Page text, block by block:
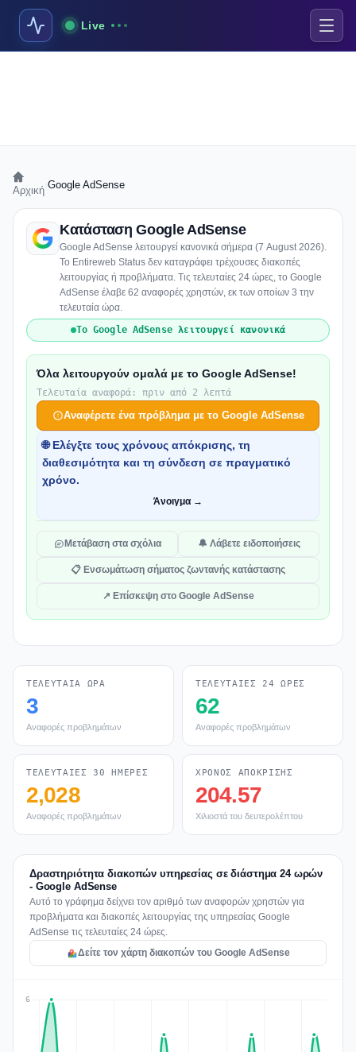
Live
Αρχική Google AdSense
Κατάσταση Google AdSense
Google AdSense λειτουργεί κανονικά σήμερα (7 August 2026).
Το Entireweb Status δεν καταγράφει τρέχουσες διακοπές
λειτουργίας ή προβλήματα. Τις τελευταίες 24 ώρες, το Google
AdSense έλαβε 62 αναφορές χρηστών, εκ των οποίων 3 την
τελευταία ώρα.
Το Google AdSense λειτουργεί κανονικά
Όλα λειτουργούν ομαλά με το Google AdSense!
Τελευταία αναφορά: πριν από 2 λεπτά
Αναφέρετε ένα πρόβλημα με το Google AdSense
🌐 Ελέγξτε τους χρόνους απόκρισης, τη
διαθεσιμότητα και τη σύνδεση σε πραγματικό
χρόνο.
Άνοιγμα →
Μετάβαση στα σχόλια 🔔 Λάβετε ειδοποιήσεις
📋 Ενσωμάτωση σήματος ζωντανής κατάστασης
↗ Επίσκεψη στο Google AdSense
ΤΕΛΕΥΤΑΊΑ ΏΡΑ
3
Αναφορές προβλημάτων
ΤΕΛΕΥΤΑΊΕΣ 24 ΏΡΕΣ
62
Αναφορές προβλημάτων
ΤΕΛΕΥΤΑΊΕΣ 30 ΗΜΈΡΕΣ
2,028
Αναφορές προβλημάτων
ΧΡΌΝΟΣ ΑΠΌΚΡΙΣΗΣ
204.57
Χιλιοστά του δευτερολέπτου
Δραστηριότητα διακοπών υπηρεσίας σε διάστημα 24 ωρών
- Google AdSense
Αυτό το γράφημα δείχνει τον αριθμό των αναφορών χρηστών για
προβλήματα και διακοπές λειτουργίας της υπηρεσίας Google
AdSense τις τελευταίες 24 ώρες.
Δείτε τον χάρτη διακοπών του Google AdSense